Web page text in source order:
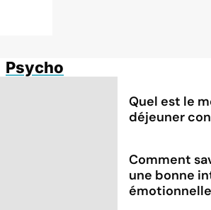
Psycho
Quel est le
déjeuner
Comment
une bonne